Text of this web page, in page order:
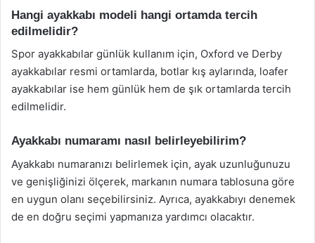
Hangi ayakkabı modeli hangi ortamda tercih
edilmelidir?
Spor ayakkabılar günlük kullanım için, Oxford ve Derby
ayakkabılar resmi ortamlarda, botlar kış aylarında, loafer
ayakkabılar ise hem günlük hem de şık ortamlarda tercih
edilmelidir.
Ayakkabı numaramı nasıl belirleyebilirim?
Ayakkabı numaranızı belirlemek için, ayak uzunluğunuzu
ve genişliğinizi ölçerek, markanın numara tablosuna göre
en uygun olanı seçebilirsiniz. Ayrıca, ayakkabıyı denemek
de en doğru seçimi yapmanıza yardımcı olacaktır.